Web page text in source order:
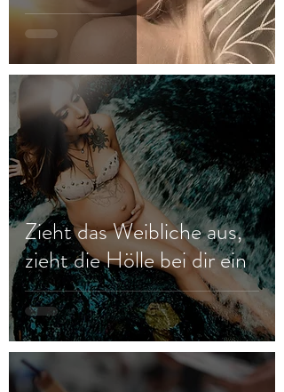
Zieht das Weibliche aus,
zieht die Hölle bei dir ein